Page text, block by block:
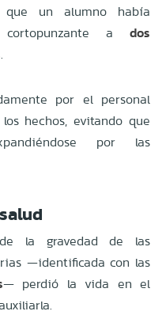
que un alumno había
a dos
.
por el personal
hechos, evitando que
por las
de la gravedad de las
—identificada con las
— perdió la vida en el